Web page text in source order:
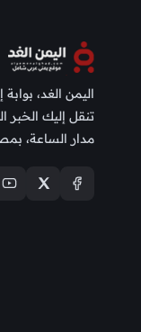
اليمن الغد،
تنقل إليك الخبر
مدار الساعة،